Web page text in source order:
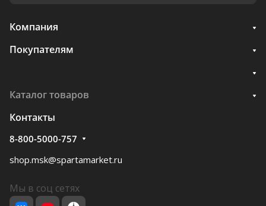
Компания
Покупателям
Каталог товаров
Контакты
8-800-5000-757
shop.msk@spartamarket.ru
Мы в соц сетях